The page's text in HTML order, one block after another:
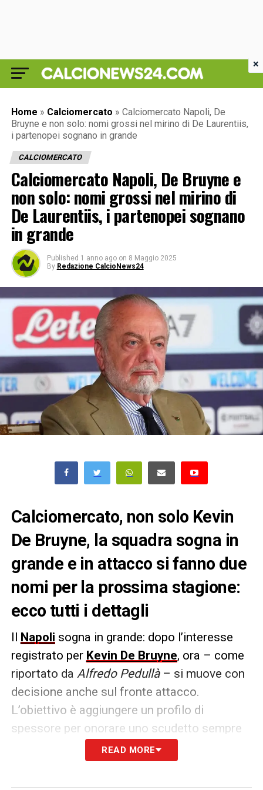
Home » Calciomercato » Calciomercato Napoli, De
Bruyne e non solo: nomi grossi nel mirino di De Laurentiis,
i partenopei sognano in grande
CALCIOMERCATO
Calciomercato Napoli, De Bruyne e
non solo: nomi grossi nel mirino di
De Laurentiis, i partenopei sognano
in grande
Published 1 anno ago on 8 Maggio 2025
By Redazione CalcioNews24
Calciomercato, non solo Kevin
De Bruyne, la squadra sogna in
grande e in attacco si fanno due
nomi per la prossima stagione:
ecco tutti i dettagli
Il Napoli sogna in grande: dopo l’interesse
registrato per Kevin De Bruyne, ora – come
riportato da Alfredo Pedullà– si muove con
decisione anche sul fronte attacco.
L’obiettivo è aggiungere un profilo di
spessore per onorare uno scudetto sempre
più vicino. In cima alla lista c’è
, seguito anche daIntere
READ MORE
×